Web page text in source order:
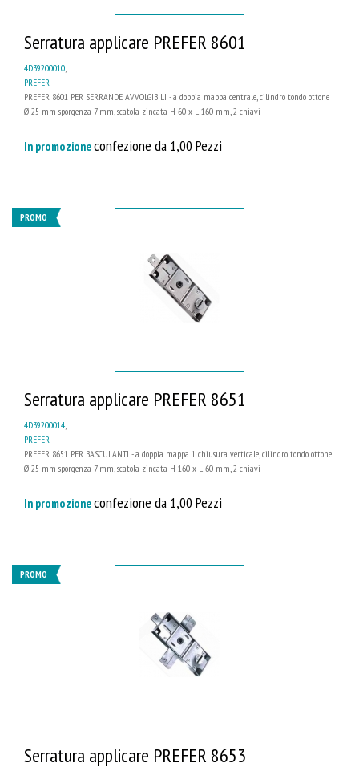
Serratura applicare PREFER 8601
4D39200010,
PREFER
PREFER 8601 PER SERRANDE AVVOLGIBILI - a doppia mappa centrale, cilindro tondo ottone
Ø 25 mm sporgenza 7 mm, scatola zincata H 60 x L 160 mm, 2 chiavi
In promozioneconfezione da 1,00 Pezzi
PROMO
Serratura applicare PREFER 8651
4D39200014
PREFER
PREFER 8651 PER BASCULANTI - a doppia mappa 1 chiusura verticale, cilindro tondo ottone
Ø 25 mm sporgenza 7 mm, scatola zincata H 160 x L 60 mm, 2 chiavi
In promozioneconfezione da 1,00 Pezzi
PROMO
Serratura applicare PREFER 8653